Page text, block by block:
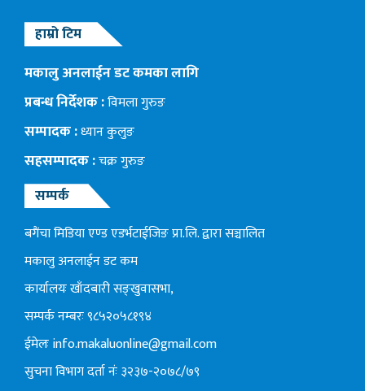
हाम्रो टिम
मकालु अनलाईन डट कमका लागि
प्रबन्ध निर्देशक :विमला गुरुङ
सम्पादक :ध्यान कुलुङ
सहसम्पादक :चक्र गुरुङ
सम्पर्क
बगैंचा मिडिया एण्ड एडर्भटाईजिङ प्रा.लि. द्वारा सञ्चालित
मकालु अनलाईन डट कम
कार्यालयः खाँदबारी सङ्खुवासभा,
सम्पर्क नम्बरः ९८५२०५८१९४
ईमेलःinfo.makaluonline@gmail.com
सुचना विभाग दर्ता नंः ३२३७-२०७८/७९